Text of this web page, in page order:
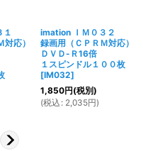
応）
imation ＩＭ０３２
録画用（ＣＰＲＭ対応）
ＤＶＤ-Ｒ16倍
１スピンドル１００枚
[IM032]
1,850円(税別)
(税込 : 2,035円)